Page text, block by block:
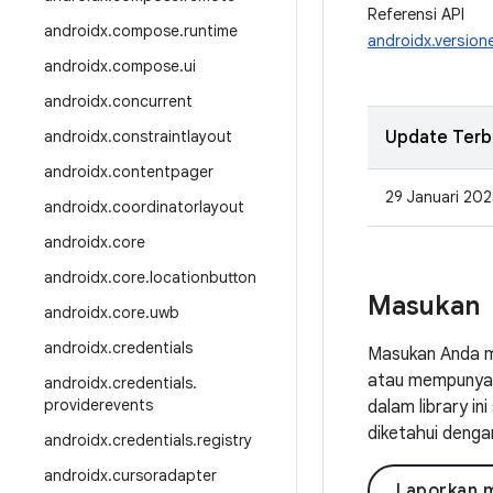
androidx.compose.runtime
androidx.compose.ui
androidx.concurrent
androidx.constraintlayout
androidx.contentpager
androidx.coordinatorlayout
androidx.core
androidx.core.locationbutton
androidx.core.uwb
androidx.credentials
androidx.credentials.
providerevents
androidx.credentials.registry
androidx.cursoradapter
Referensi API
Update
29 Januari
Masukan
Masukan Anda
atau
dalam library
diketahui